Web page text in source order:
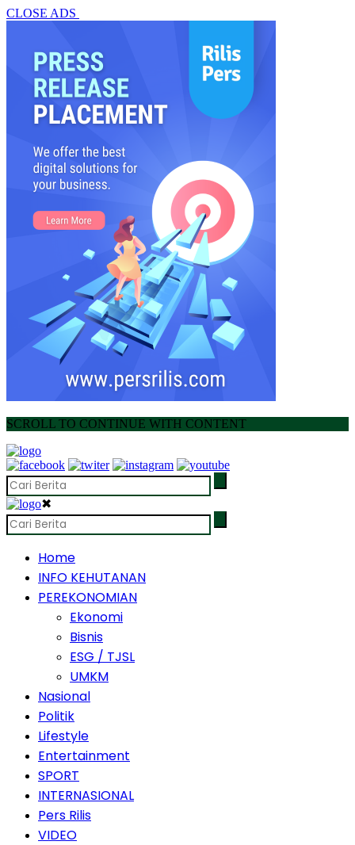
CLOSE ADS
SCROLL TO CONTINUE WITH CONTENT
✖
Home
INFO KEHUTANAN
PEREKONOMIAN
Ekonomi
Bisnis
ESG / TJSL
UMKM
Nasional
Politik
Lifestyle
Entertainment
SPORT
INTERNASIONAL
Pers Rilis
VIDEO